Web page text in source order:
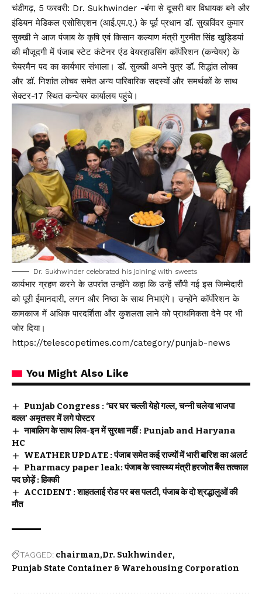
चंडीगढ़, 5 फरवरी: Dr. Sukhwinder -बंगा से दूसरी बार विधायक बने और
इंडियन मेडिकल एसोसिएशन (आई.एम.ए.) के पूर्व प्रधान डॉ. सुखविंदर कुमार
सुक्खी ने आज पंजाब के कृषि एवं किसान कल्याण मंत्री गुरमीत सिंह खुड्डियां
की मौजूदगी में पंजाब स्टेट कंटेनर एंड वेयरहाउसिंग कॉर्पोरेशन (कन्वेयर) के
चेयरमैन पद का कार्यभार संभाला। डॉ. सुक्खी अपने पुत्र डॉ. सिद्धांत लोचव
और डॉ. निशांत लोचव समेत अन्य पारिवारिक सदस्यों और समर्थकों के साथ
सेक्टर-17 स्थित कन्वेयर कार्यालय पहुंचे।
Dr. Sukhwinder celebrated his joining with sweets
कार्यभार ग्रहण करने के उपरांत उन्होंने कहा कि उन्हें सौंपी गई इस जिम्मेदारी
को पूरी ईमानदारी, लगन और निष्ठा के साथ निभाएंगे। उन्होंने कॉर्पोरेशन के
कामकाज में अधिक पारदर्शिता और कुशलता लाने को प्राथमिकता देने पर भी
जोर दिया।
https://telescopetimes.com/category/punjab-news
You Might Also Like
Punjab Congress : ‘घर घर चल्ली येहो गल्ल, चन्नी चलेया भाजपा
वल्ल’ अमृतसर में लगे पोस्टर
नाबालिग के साथ लिव-इन में सुरक्षा नहीं : Punjab and Haryana
HC
WEATHER UPDATE : पंजाब समेत कई राज्यों में भारी बारिश का अलर्ट
Pharmacy paper leak: पंजाब के स्वास्थ्य मंत्री हरजोत बैंस तत्काल
पद छोड़ें : हिक्की
ACCIDENT : शाहतलाई रोड पर बस पलटी, पंजाब के दो श्रद्धालुओं की
मौत
TAGGED: chairman Dr. Sukhwinder
Punjab State Container & Warehousing Corporation